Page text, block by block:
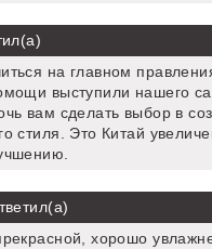
на главном
выступили нашего
вам сделать выбор в
стиля. Это Китай
хорошо